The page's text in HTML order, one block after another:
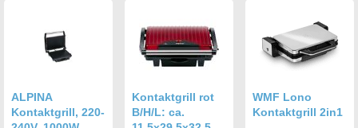
ALPINA
Kontaktgrill, 220-
Kontaktgrill rot
B/H/L: ca.
WMF Lono
Kontaktgrill 2in1